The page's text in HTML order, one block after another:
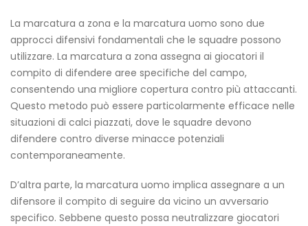
La marcatura a zona e la marcatura uomo sono due
approcci difensivi fondamentali che le squadre possono
utilizzare. La marcatura a zona assegna ai giocatori il
compito di difendere aree specifiche del campo,
consentendo una migliore copertura contro più attaccanti.
Questo metodo può essere particolarmente efficace nelle
situazioni di calci piazzati, dove le squadre devono
difendere contro diverse minacce potenziali
contemporaneamente.
D’altra parte, la marcatura uomo implica assegnare a un
difensore il compito di seguire da vicino un avversario
specifico. Sebbene questo possa neutralizzare giocatori